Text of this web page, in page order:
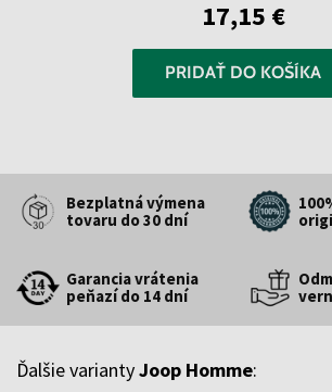
17,15 €
PRIDAŤ DO KOŠÍKA
Bezplatná výmena
tovaru do 30 dní
Garancia vrátenia
peňazí do 14 dní
Ďalšie variantyJoop Homme: